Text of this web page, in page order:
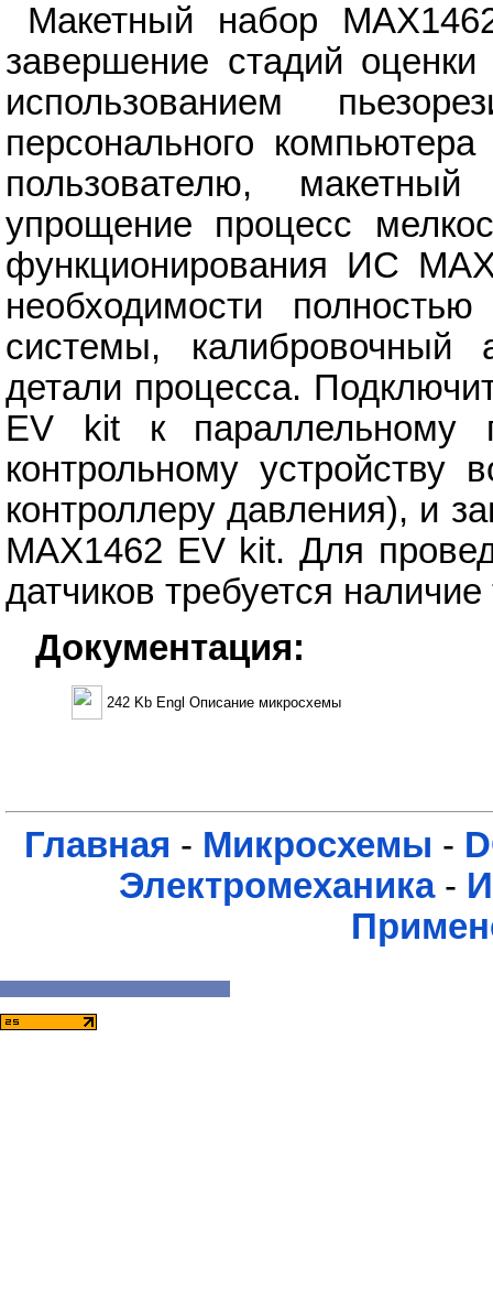
Макетный набор
завершение стадий
использованием
персонального
пользователю,
упрощение процесс
функционирования ИС
необходимости
системы,
детали процесса.
EV kit к параллельному
контрольному устройству
контроллеру давления), и
MAX1462 EV kit. Для
датчиков требуется
Документация:
242 Kb Engl Описание микросхемы
Главная - Микросхемы -
Электромеханика-